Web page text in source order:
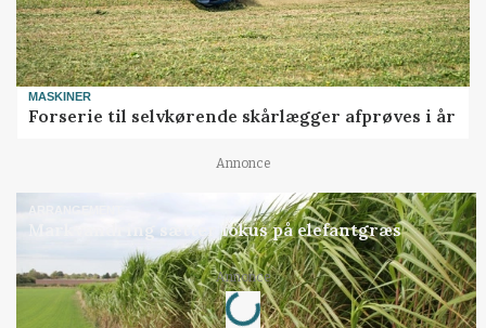
MASKINER
Forserie til selvkørende skårlægger afprøves i år
Annonce
ARRANGEMENT
Markvandring sætter fokus på elefantgræs
Annonce
Loading...